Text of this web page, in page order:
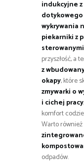
indukcyjne
wykrywania
piekarniki z
przyszłość, a
z
okapy, które
zmywarki o
i cichej pracy
komfort
Warto
odpadów.